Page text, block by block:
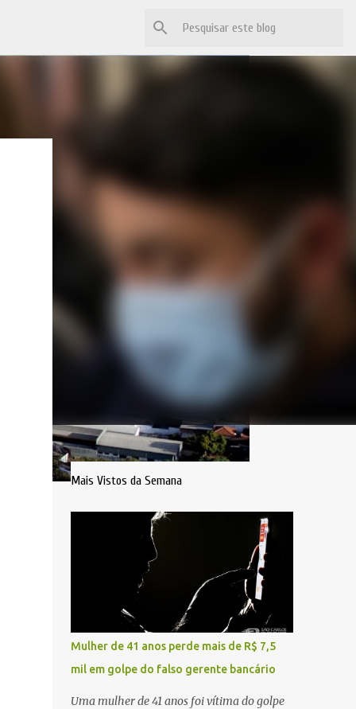
Mais Vistos da Semana
Mulher de 41 anos perde mais de R$ 7,5
mil em golpe do falso gerente bancário
Uma mulher de 41 anos foi vítima do golpe